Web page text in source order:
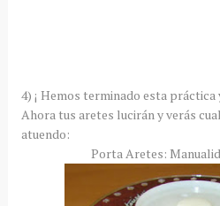
4) ¡ Hemos terminado esta práctica
Ahora tus aretes lucirán y verás
atuendo:
Porta Aretes: